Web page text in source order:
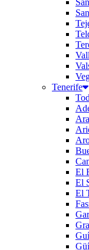
Tenerife
El
El
El